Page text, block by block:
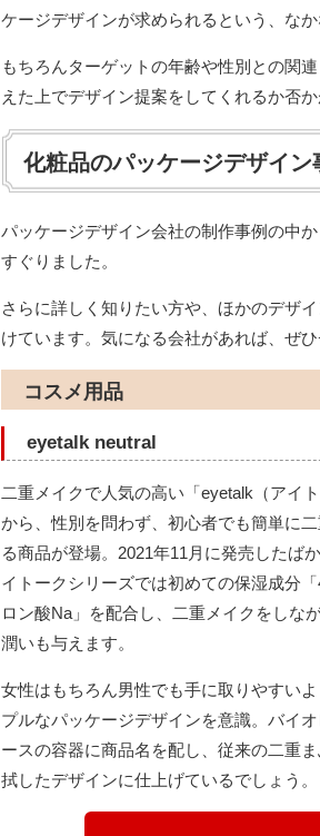
ケージデザインが求められるという、なか
もちろんターゲットの年齢や性別との関
えた上でデザイン提案をしてくれるか否
化粧品のパッケージデザイン
パッケージデザイン会社の制作事例の中
すぐりました。
さらに詳しく知りたい方や、ほかのデザ
けています。気になる会社があれば、ぜ
コスメ用品
eyetalk neutral
二重メイクで人気の高い「eyetalk（アイト
から、性別を問わず、初心者でも簡単に
る商品が登場。2021年11月に発売したば
イトークシリーズでは初めての保湿成分
ロン酸Na」を配合し、二重メイクをしな
潤いも与えます。
女性はもちろん男性でも手に取りやすい
プルなパッケージデザインを意識。バイ
ースの容器に商品名を配し、従来の二重
拭したデザインに仕上げているでしょう。